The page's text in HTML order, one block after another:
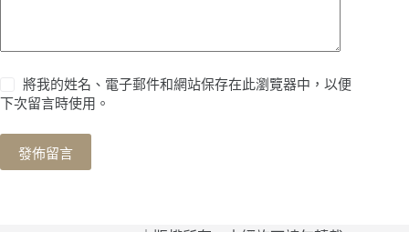
將我的姓名、電子郵件和網站保存在此瀏覽器中，以便
下次留言時使用。
發佈留言